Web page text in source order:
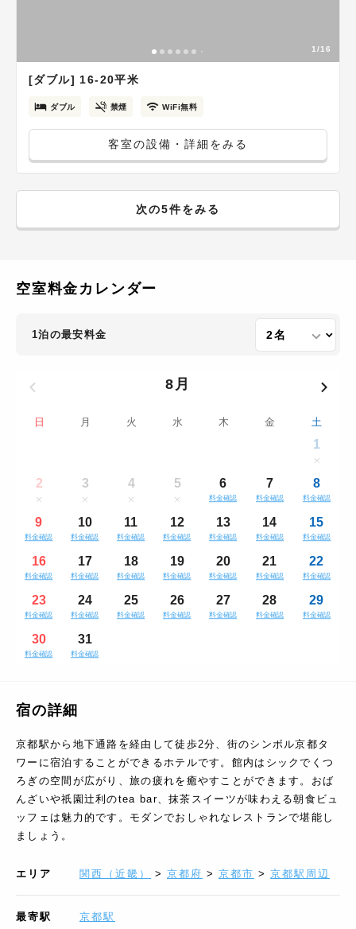
1/16
[ダブル] 16-20平米
ダブル 禁煙 WiFi無料
客室の設備・詳細をみる
次の5件をみる
空室料金カレンダー
1泊の最安料金
8月
日 月 火 水 木 金 土
1
2 3 4 5 6
料金確認
7
料金確認
8
料金確認
9
料金確認
10
料金確認
11
料金確認
12
料金確認
13
料金確認
14
料金確認
15
料金確認
16
料金確認
17
料金確認
18
料金確認
19
料金確認
20
料金確認
21
料金確認
22
料金確認
23
料金確認
24
料金確認
25
料金確認
26
料金確認
27
料金確認
28
料金確認
29
料金確認
30
料金確認
31
料金確認
宿の詳細
京都駅から地下通路を経由して徒歩2分、街のシンボル京都タ
ワーに宿泊することができるホテルです。館内はシックでくつ
ろぎの空間が広がり、旅の疲れを癒やすことができます。おば
んざいや祇園辻利のtea bar、抹茶スイーツが味わえる朝食ビュ
ッフェは魅力的です。モダンでおしゃれなレストランで堪能し
ましょう。
エリア 関西（近畿） > 京都府 > 京都市 > 京都駅周辺
最寄駅 京都駅